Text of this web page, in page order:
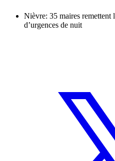
Nièvre: 35 maires remettent
d’urgences de nuit